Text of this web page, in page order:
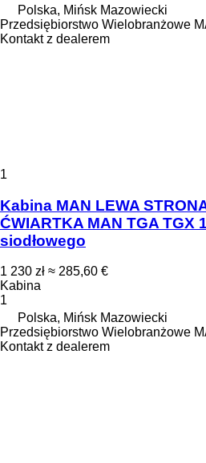
Polska, Mińsk Mazowiecki
Przedsiębiorstwo Wielobranżowe
Kontakt z dealerem
1
Kabina MAN LEWA
ĆWIARTKA MAN TGA TGX
siodłowego
1 230 zł ≈ 285,60 €
Kabina
1
Polska, Mińsk Mazowiecki
Przedsiębiorstwo Wielobranżowe
Kontakt z dealerem